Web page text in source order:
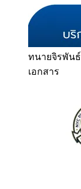
ทนายจิรพันธ์
เอกสาร